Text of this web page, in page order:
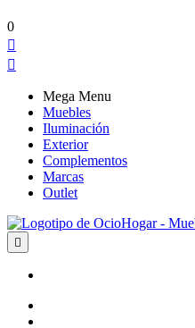
0


Mega Menu
Muebles
Iluminación
Exterior
Complementos
Marcas
Outlet
